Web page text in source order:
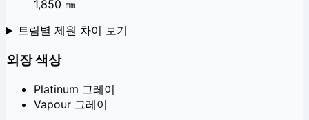
1,850 ㎜
트림별 제원 차이 보기
외장 색상
Platinum 그레이
Vapour 그레이